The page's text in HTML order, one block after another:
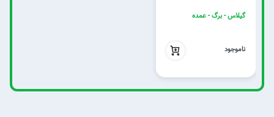
گیلاس - برگ - عمده
ناموجود